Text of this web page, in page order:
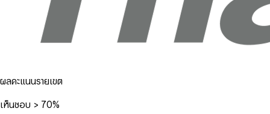
ผลคะแนนรายเขต
เห็นชอบ > 70%